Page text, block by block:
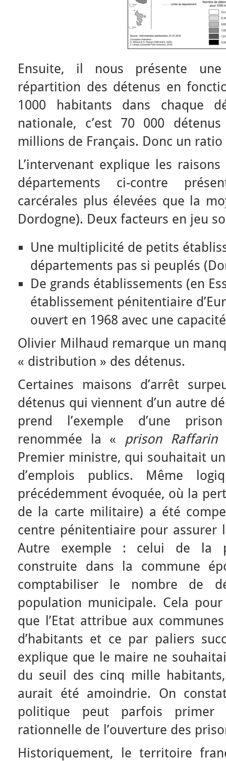
Ensuite, il nous présente
répartition des détenus en
1000 habitants dans chaque
nationale, c’est 70 000
millions de Français. Donc un
L’intervenant explique les
départements ci-contre
carcérales plus élevées que la
Dordogne). Deux facteurs en jeu
Une multiplicité de petits
départements pas si peuplés
De grands établissements (en
établissement pénitentiaire
ouvert en 1968 avec une
Olivier Milhaud remarque un
« distribution » des détenus.
Certaines maisons d’arrêt
détenus qui viennent d’un autre
prend l’exemple d’une
renommée la « prison Raffarin
Premier ministre, qui souhaitait
d’emplois publics. Même
précédemment évoquée, où la
de la carte militaire) a été
centre pénitentiaire pour assurer
Autre exemple : celui de la
construite dans la commune
comptabiliser le nombre de
population municipale. Cela
que l’Etat attribue aux
d’habitants et ce par paliers
explique que le maire ne
du seuil des cinq mille
aurait été amoindrie. On
politique peut parfois
rationnelle de l’ouverture des
Historiquement, le territoire